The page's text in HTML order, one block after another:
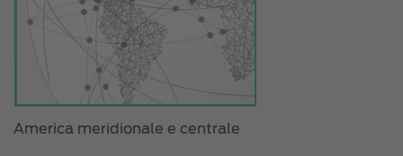
America meridionale e centrale